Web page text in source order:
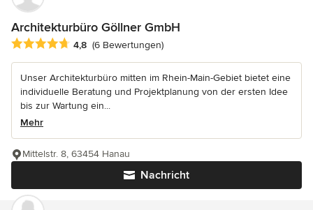
Architekturbüro Göllner GmbH
Durchschnittliche Bewertung: 4.8 von 5 Sternen
4,8 (6 Bewertungen)
Unser Architekturbüro mitten im Rhein-Main-Gebiet bietet eine
individuelle Beratung und Projektplanung von der ersten Idee
bis zur Wartung ein...
Mehr
Nachricht
Mittelstr. 8, 63454 Hanau